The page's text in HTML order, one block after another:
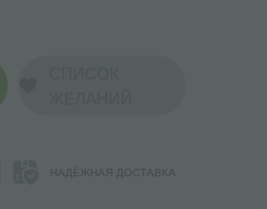
НАДЁЖНАЯ ДОСТАВКА